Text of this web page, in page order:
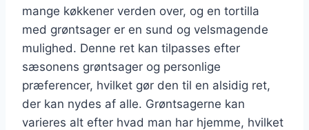
mange køkkener verden over, og en tortilla
med grøntsager er en sund og velsmagende
mulighed. Denne ret kan tilpasses efter
sæsonens grøntsager og personlige
præferencer, hvilket gør den til en alsidig ret,
der kan nydes af alle. Grøntsagerne kan
varieres alt efter hvad man har hjemme, hvilket